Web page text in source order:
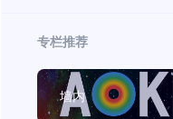
专栏推荐
墙内